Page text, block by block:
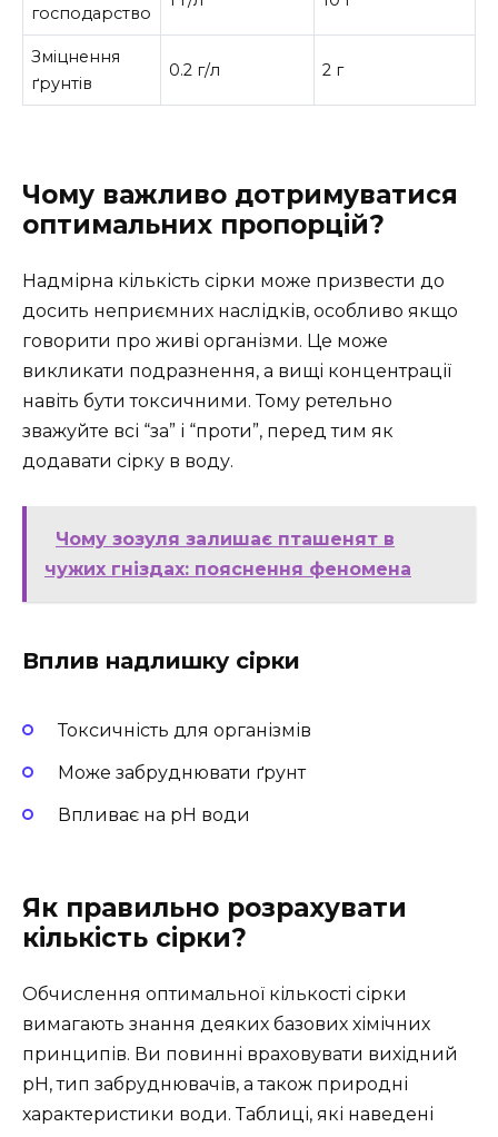
господарство
Зміцнення
ґрунтів
0.2 г/л 2 г
Чому важливо дотримуватися
оптимальних пропорцій?
Надмірна кількість сірки може призвести до
досить неприємних наслідків, особливо якщо
говорити про живі організми. Це може
викликати подразнення, а вищі концентрації
навіть бути токсичними. Тому ретельно
зважуйте всі “за” і “проти”, перед тим як
додавати сірку в воду.
Чому зозуля залишає пташенят в
чужих гніздах: пояснення феномена
Вплив надлишку сірки
Токсичність для організмів
Може забруднювати ґрунт
Впливає на pH води
Як правильно розрахувати
кількість сірки?
Обчислення оптимальної кількості сірки
вимагають знання деяких базових хімічних
принципів. Ви повинні враховувати вихідний
pH, тип забруднювачів, а також природні
характеристики води. Таблиці, які наведені